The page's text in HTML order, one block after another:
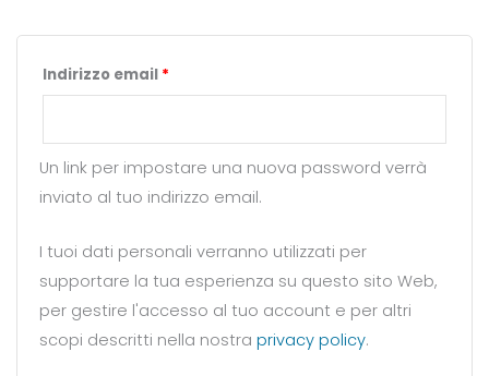
Indirizzo email *
Un link per impostare una nuova password verrà
inviato al tuo indirizzo email.
I tuoi dati personali verranno utilizzati per
supportare la tua esperienza su questo sito Web,
per gestire l'accesso al tuo account e per altri
scopi descritti nella nostra privacy policy.